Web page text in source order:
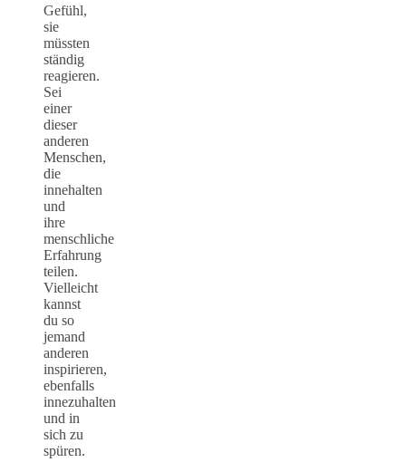
Gefühl,
sie
müssten
ständig
reagieren.
Sei
einer
dieser
anderen
Menschen,
die
innehalten
und
ihre
menschliche
Erfahrung
teilen.
Vielleicht
kannst
du so
jemand
anderen
inspirieren,
ebenfalls
innezuhalten
und in
sich zu
spüren.